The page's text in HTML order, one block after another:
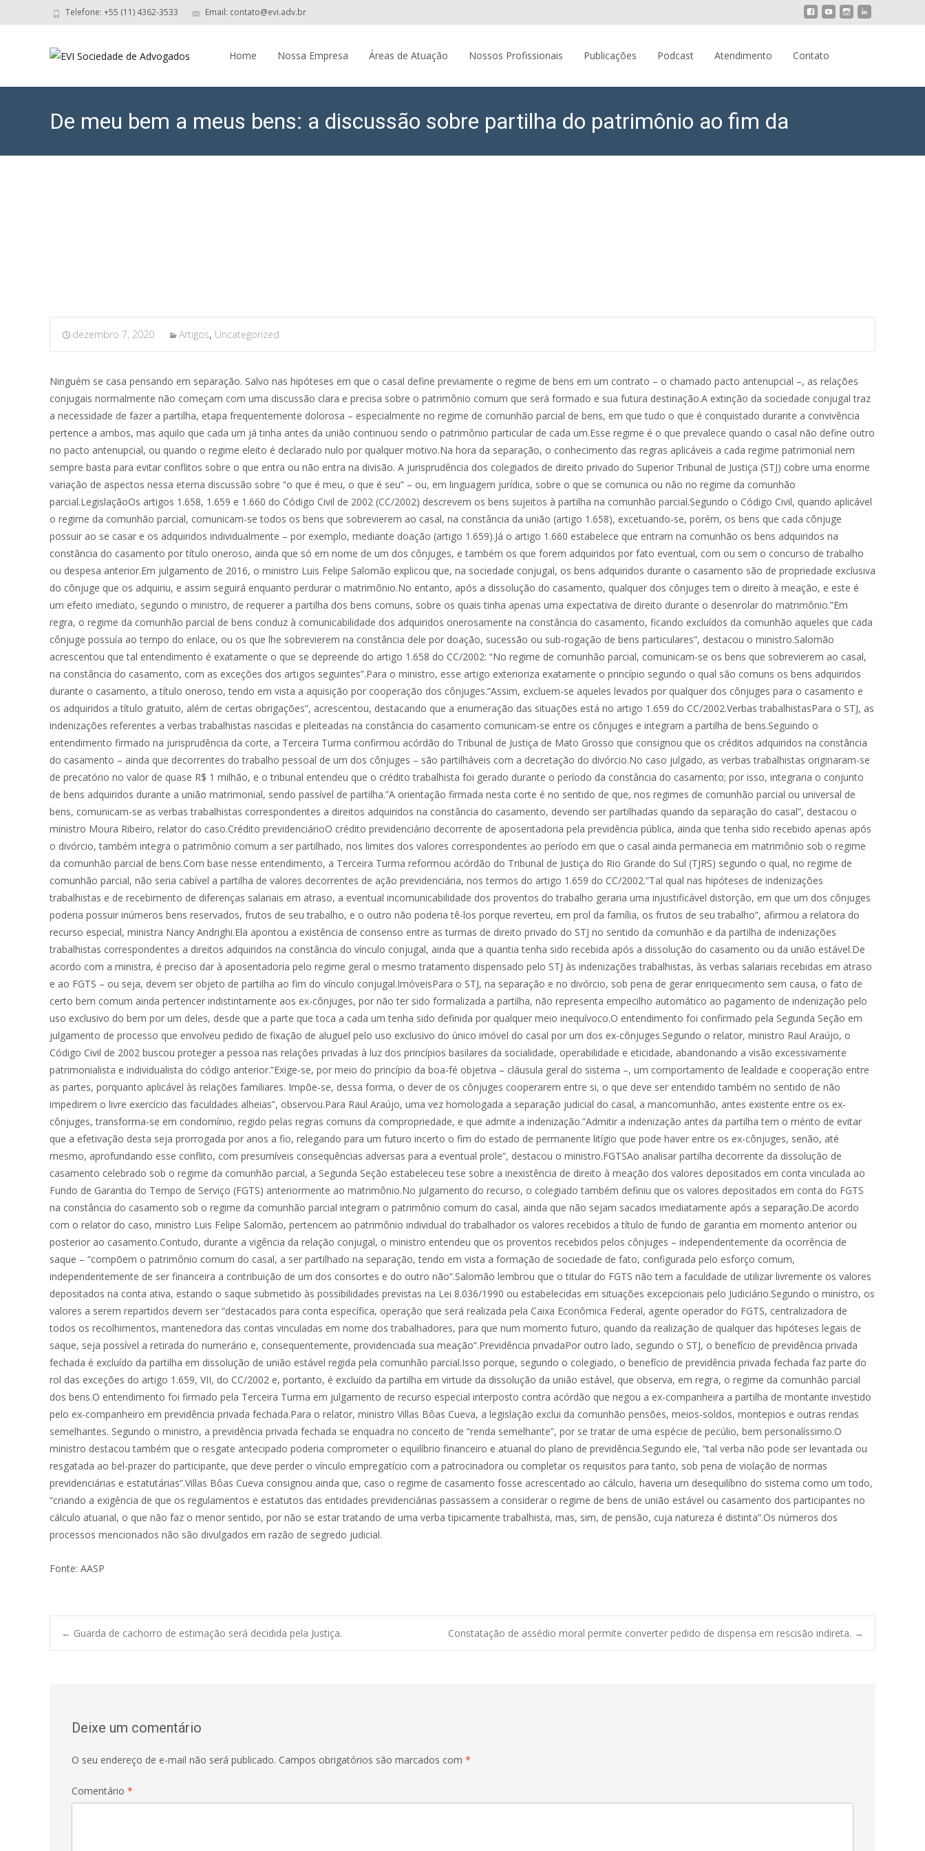
Telefone: +55 (11) 4362-3533 Email: contato@evi.adv.br
Home Nossa Empresa Áreas de Atuação Nossos Profissionais Publicações Podcast Atendimento Contato
De meu bem a meus bens: a discussão sobre partilha do patrimônio ao fim da
dezembro 7, 2020 Artigos, Uncategorized
Ninguém se casa pensando em separação. Salvo nas hipóteses em que o casal define previamente o regime de bens em um contrato – o chamado pacto antenupcial –, as relações conjugais normalmente não começam com uma discussão clara e precisa sobre o patrimônio comum que será formado e sua futura destinação.A extinção da sociedade conjugal traz a necessidade de fazer a partilha, etapa frequentemente dolorosa – especialmente no regime de comunhão parcial de bens, em que tudo o que é conquistado durante a convivência pertence a ambos, mas aquilo que cada um já tinha antes da união continuou sendo o patrimônio particular de cada um.Esse regime é o que prevalece quando o casal não define outro no pacto antenupcial, ou quando o regime eleito é declarado nulo por qualquer motivo.Na hora da separação, o conhecimento das regras aplicáveis a cada regime patrimonial nem sempre basta para evitar conflitos sobre o que entra ou não entra na divisão. A jurisprudência dos colegiados de direito privado do Superior Tribunal de Justiça (STJ) cobre uma enorme variação de aspectos nessa eterna discussão sobre “o que é meu, o que é seu” – ou, em linguagem jurídica, sobre o que se comunica ou não no regime da comunhão parcial.LegislaçãoOs artigos 1.658, 1.659 e 1.660 do Código Civil de 2002 (CC/2002) descrevem os bens sujeitos à partilha na comunhão parcial.Segundo o Código Civil, quando aplicável o regime da comunhão parcial, comunicam-se todos os bens que sobrevierem ao casal, na constância da união (artigo 1.658), excetuando-se, porém, os bens que cada cônjuge possuir ao se casar e os adquiridos individualmente – por exemplo, mediante doação (artigo 1.659).Já o artigo 1.660 estabelece que entram na comunhão os bens adquiridos na constância do casamento por título oneroso, ainda que só em nome de um dos cônjuges, e também os que forem adquiridos por fato eventual, com ou sem o concurso de trabalho ou despesa anterior.Em julgamento de 2016, o ministro Luis Felipe Salomão explicou que, na sociedade conjugal, os bens adquiridos durante o casamento são de propriedade exclusiva do cônjuge que os adquiriu, e assim seguirá enquanto perdurar o matrimônio.No entanto, após a dissolução do casamento, qualquer dos cônjuges tem o direito à meação, e este é um efeito imediato, segundo o ministro, de requerer a partilha dos bens comuns, sobre os quais tinha apenas uma expectativa de direito durante o desenrolar do matrimônio.”Em regra, o regime da comunhão parcial de bens conduz à comunicabilidade dos adquiridos onerosamente na constância do casamento, ficando excluídos da comunhão aqueles que cada cônjuge possuía ao tempo do enlace, ou os que lhe sobrevierem na constância dele por doação, sucessão ou sub-rogação de bens particulares”, destacou o ministro.Salomão acrescentou que tal entendimento é exatamente o que se depreende do artigo 1.658 do CC/2002: “No regime de comunhão parcial, comunicam-se os bens que sobrevierem ao casal, na constância do casamento, com as exceções dos artigos seguintes”.Para o ministro, esse artigo exterioriza exatamente o princípio segundo o qual são comuns os bens adquiridos durante o casamento, a título oneroso, tendo em vista a aquisição por cooperação dos cônjuges.”Assim, excluem-se aqueles levados por qualquer dos cônjuges para o casamento e os adquiridos a título gratuito, além de certas obrigações”, acrescentou, destacando que a enumeração das situações está no artigo 1.659 do CC/2002.Verbas trabalhistasPara o STJ, as indenizações referentes a verbas trabalhistas nascidas e pleiteadas na constância do casamento comunicam-se entre os cônjuges e integram a partilha de bens.Seguindo o entendimento firmado na jurisprudência da corte, a Terceira Turma confirmou acórdão do Tribunal de Justiça de Mato Grosso que consignou que os créditos adquiridos na constância do casamento – ainda que decorrentes do trabalho pessoal de um dos cônjuges – são partilháveis com a decretação do divórcio.No caso julgado, as verbas trabalhistas originaram-se de precatório no valor de quase R$ 1 milhão, e o tribunal entendeu que o crédito trabalhista foi gerado durante o período da constância do casamento; por isso, integraria o conjunto de bens adquiridos durante a união matrimonial, sendo passível de partilha.”A orientação firmada nesta corte é no sentido de que, nos regimes de comunhão parcial ou universal de bens, comunicam-se as verbas trabalhistas correspondentes a direitos adquiridos na constância do casamento, devendo ser partilhadas quando da separação do casal”, destacou o ministro Moura Ribeiro, relator do caso.Crédito previdenciárioO crédito previdenciário decorrente de aposentadoria pela previdência pública, ainda que tenha sido recebido apenas após o divórcio, também integra o patrimônio comum a ser partilhado, nos limites dos valores correspondentes ao período em que o casal ainda permanecia em matrimônio sob o regime da comunhão parcial de bens.Com base nesse entendimento, a Terceira Turma reformou acórdão do Tribunal de Justiça do Rio Grande do Sul (TJRS) segundo o qual, no regime de comunhão parcial, não seria cabível a partilha de valores decorrentes de ação previdenciária, nos termos do artigo 1.659 do CC/2002.”Tal qual nas hipóteses de indenizações trabalhistas e de recebimento de diferenças salariais em atraso, a eventual incomunicabilidade dos proventos do trabalho geraria uma injustificável distorção, em que um dos cônjuges poderia possuir inúmeros bens reservados, frutos de seu trabalho, e o outro não poderia tê-los porque reverteu, em prol da família, os frutos de seu trabalho”, afirmou a relatora do recurso especial, ministra Nancy Andrighi.Ela apontou a existência de consenso entre as turmas de direito privado do STJ no sentido da comunhão e da partilha de indenizações trabalhistas correspondentes a direitos adquiridos na constância do vínculo conjugal, ainda que a quantia tenha sido recebida após a dissolução do casamento ou da união estável.De acordo com a ministra, é preciso dar à aposentadoria pelo regime geral o mesmo tratamento dispensado pelo STJ às indenizações trabalhistas, às verbas salariais recebidas em atraso e ao FGTS – ou seja, devem ser objeto de partilha ao fim do vínculo conjugal.ImóveisPara o STJ, na separação e no divórcio, sob pena de gerar enriquecimento sem causa, o fato de certo bem comum ainda pertencer indistintamente aos ex-cônjuges, por não ter sido formalizada a partilha, não representa empecilho automático ao pagamento de indenização pelo uso exclusivo do bem por um deles, desde que a parte que toca a cada um tenha sido definida por qualquer meio inequívoco.O entendimento foi confirmado pela Segunda Seção em julgamento de processo que envolveu pedido de fixação de aluguel pelo uso exclusivo do único imóvel do casal por um dos ex-cônjuges.Segundo o relator, ministro Raul Araújo, o Código Civil de 2002 buscou proteger a pessoa nas relações privadas à luz dos princípios basilares da socialidade, operabilidade e eticidade, abandonando a visão excessivamente patrimonialista e individualista do código anterior.”Exige-se, por meio do princípio da boa-fé objetiva – cláusula geral do sistema –, um comportamento de lealdade e cooperação entre as partes, porquanto aplicável às relações familiares. Impõe-se, dessa forma, o dever de os cônjuges cooperarem entre si, o que deve ser entendido também no sentido de não impedirem o livre exercício das faculdades alheias”, observou.Para Raul Araújo, uma vez homologada a separação judicial do casal, a mancomunhão, antes existente entre os ex-cônjuges, transforma-se em condomínio, regido pelas regras comuns da compropriedade, e que admite a indenização.”Admitir a indenização antes da partilha tem o mérito de evitar que a efetivação desta seja prorrogada por anos a fio, relegando para um futuro incerto o fim do estado de permanente litígio que pode haver entre os ex-cônjuges, senão, até mesmo, aprofundando esse conflito, com presumíveis consequências adversas para a eventual prole”, destacou o ministro.FGTSAo analisar partilha decorrente da dissolução de casamento celebrado sob o regime da comunhão parcial, a Segunda Seção estabeleceu tese sobre a inexistência de direito à meação dos valores depositados em conta vinculada ao Fundo de Garantia do Tempo de Serviço (FGTS) anteriormente ao matrimônio.No julgamento do recurso, o colegiado também definiu que os valores depositados em conta do FGTS na constância do casamento sob o regime da comunhão parcial integram o patrimônio comum do casal, ainda que não sejam sacados imediatamente após a separação.De acordo com o relator do caso, ministro Luis Felipe Salomão, pertencem ao patrimônio individual do trabalhador os valores recebidos a título de fundo de garantia em momento anterior ou posterior ao casamento.Contudo, durante a vigência da relação conjugal, o ministro entendeu que os proventos recebidos pelos cônjuges – independentemente da ocorrência de saque – “compõem o patrimônio comum do casal, a ser partilhado na separação, tendo em vista a formação de sociedade de fato, configurada pelo esforço comum, independentemente de ser financeira a contribuição de um dos consortes e do outro não”.Salomão lembrou que o titular do FGTS não tem a faculdade de utilizar livremente os valores depositados na conta ativa, estando o saque submetido às possibilidades previstas na Lei 8.036/1990 ou estabelecidas em situações excepcionais pelo Judiciário.Segundo o ministro, os valores a serem repartidos devem ser “destacados para conta específica, operação que será realizada pela Caixa Econômica Federal, agente operador do FGTS, centralizadora de todos os recolhimentos, mantenedora das contas vinculadas em nome dos trabalhadores, para que num momento futuro, quando da realização de qualquer das hipóteses legais de saque, seja possível a retirada do numerário e, consequentemente, providenciada sua meação”.Previdência privadaPor outro lado, segundo o STJ, o benefício de previdência privada fechada é excluído da partilha em dissoluçã
Fonte: AASP
Post
← Guarda de cachorro de estimação será decidida pela Justiça. Constatação de assédio moral permite converter pedido de dispensa em rescisão indireta. →
Deixe um comentário
O seu endereço de e-mail não será publicado. Campos obrigatórios são marcados com *
Comentário *